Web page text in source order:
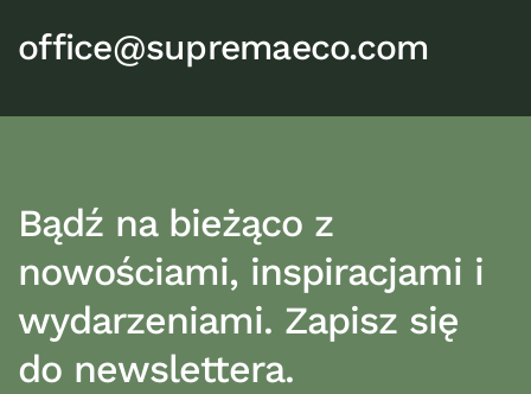
office@supremaeco.com
Bądź na bieżąco z
nowościami, inspiracjami i
wydarzeniami. Zapisz się
do newslettera.